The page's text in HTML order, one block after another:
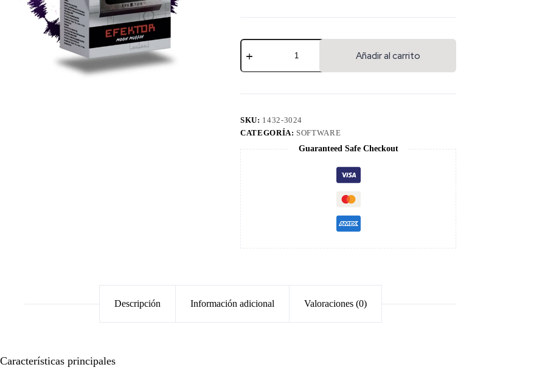
Añadir al carrito
SKU: 1432-3024
CATEGORÍA: SOFTWARE
Guaranteed Safe Checkout
Descripción Información adicional Valoraciones (0)
Características principales